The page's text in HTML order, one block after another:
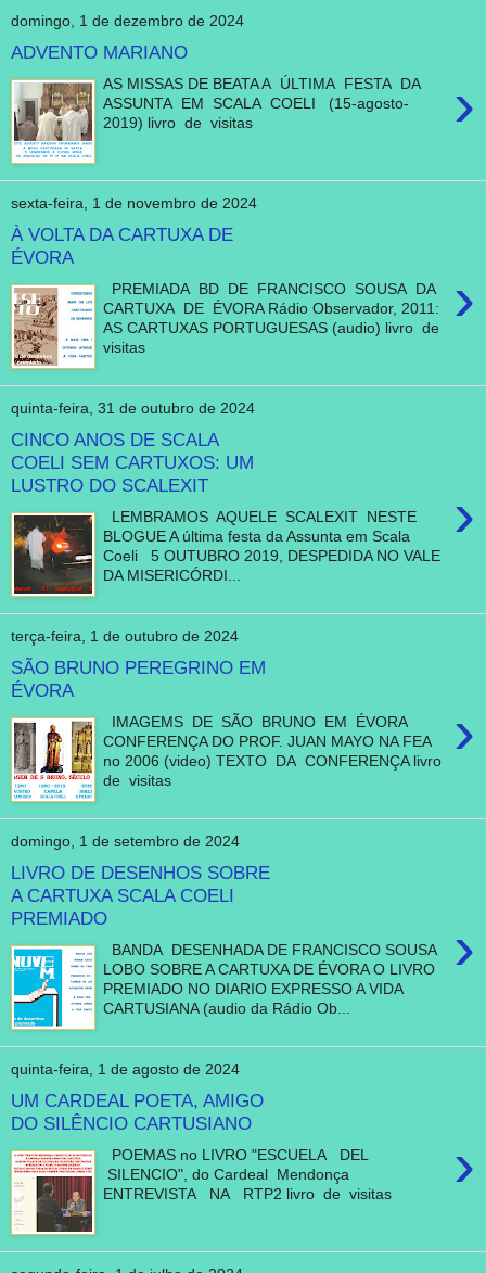
domingo, 1 de dezembro de 2024
ADVENTO MARIANO
›
AS MISSAS DE BEATA A ÚLTIMA FESTA DA
ASSUNTA EM SCALA COELI (15-agosto-
2019) livro de visitas
sexta-feira, 1 de novembro de 2024
À VOLTA DA CARTUXA DE
ÉVORA
›
PREMIADA BD DE FRANCISCO SOUSA DA
CARTUXA DE ÉVORA Rádio Observador, 2011:
AS CARTUXAS PORTUGUESAS (audio) livro de
visitas
quinta-feira, 31 de outubro de 2024
CINCO ANOS DE SCALA
COELI SEM CARTUXOS: UM
LUSTRO DO SCALEXIT
›
LEMBRAMOS AQUELE SCALEXIT NESTE
BLOGUE A última festa da Assunta em Scala
Coeli 5 OUTUBRO 2019, DESPEDIDA NO VALE
DA MISERICÓRDI...
terça-feira, 1 de outubro de 2024
SÃO BRUNO PEREGRINO EM
ÉVORA
›
IMAGEMS DE SÃO BRUNO EM ÉVORA
CONFERENÇA DO PROF. JUAN MAYO NA FEA
no 2006 (video) TEXTO DA CONFERENÇA livro
de visitas
domingo, 1 de setembro de 2024
LIVRO DE DESENHOS SOBRE
A CARTUXA SCALA COELI
PREMIADO
›
BANDA DESENHADA DE FRANCISCO SOUSA
LOBO SOBRE A CARTUXA DE ÉVORA O LIVRO
PREMIADO NO DIARIO EXPRESSO A VIDA
CARTUSIANA (audio da Rádio Ob...
quinta-feira, 1 de agosto de 2024
UM CARDEAL POETA, AMIGO
DO SILÊNCIO CARTUSIANO
›
POEMAS no LIVRO "ESCUELA DEL
SILENCIO", do Cardeal Mendonça
ENTREVISTA NA RTP2 livro de visitas